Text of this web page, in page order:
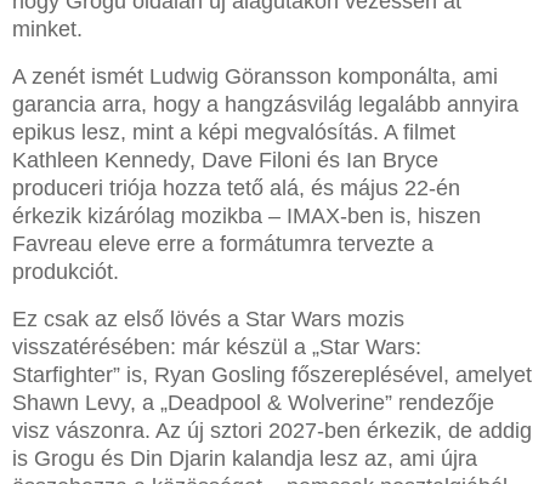
minket.
A zenét ismét Ludwig Göransson komponálta, ami
garancia arra, hogy a hangzásvilág legalább annyira
epikus lesz, mint a képi megvalósítás. A filmet
Kathleen Kennedy, Dave Filoni és Ian Bryce
produceri triója hozza tető alá, és május 22-én
érkezik kizárólag mozikba – IMAX-ben is, hiszen
Favreau eleve erre a formátumra tervezte a
produkciót.
Ez csak az első lövés a Star Wars mozis
visszatérésében: már készül a „Star Wars:
Starfighter” is, Ryan Gosling főszereplésével, amelyet
Shawn Levy, a „Deadpool & Wolverine” rendezője
visz vászonra. Az új sztori 2027-ben érkezik, de addig
is Grogu és Din Djarin kalandja lesz az, ami újra